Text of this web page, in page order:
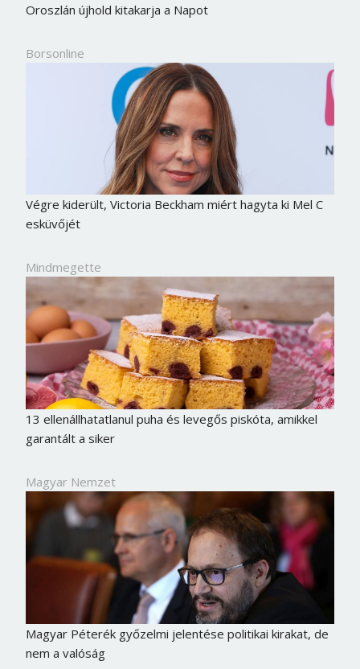
Oroszlán újhold kitakarja a Napot
Borsonline
Végre kiderült, Victoria Beckham miért hagyta ki Mel C
esküvőjét
Mindmegette
13 ellenállhatatlanul puha és levegős piskóta, amikkel
garantált a siker
Magyar Nemzet
Magyar Péterék győzelmi jelentése politikai kirakat, de
nem a valóság